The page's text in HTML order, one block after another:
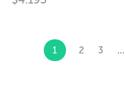
1 2 3 …